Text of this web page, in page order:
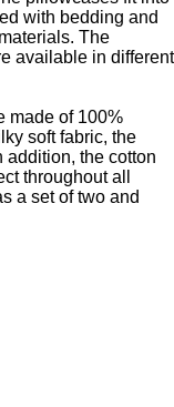
with bedding and
The
available in different
made of 100%
soft fabric, the
addition, the cotton
throughout all
a set of two and